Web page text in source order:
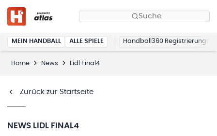
Suche
MEIN HANDBALL ALLE SPIELE Handball360 Registrierung
Home News Lidl Final4
Zurück zur Startseite
NEWS LIDL FINAL4